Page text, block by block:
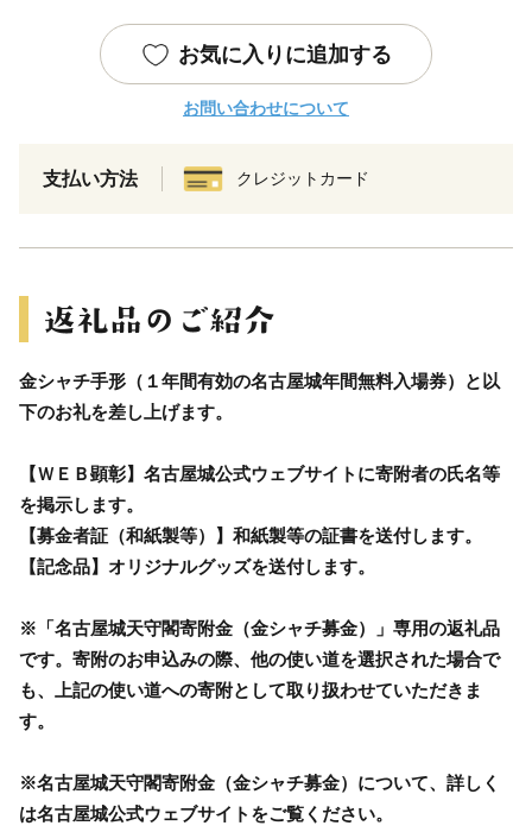
お気に入りに追加する
お問い合わせについて
支払い方法 クレジットカード
金シャチ手形（１年間有効の名古屋城年間無料入場券）と以
下のお礼を差し上げます。
【ＷＥＢ顕彰】名古屋城公式ウェブサイトに寄附者の氏名等
を掲示します。
【募金者証（和紙製等）】和紙製等の証書を送付します。
【記念品】オリジナルグッズを送付します。
※「名古屋城天守閣寄附金（金シャチ募金）」専用の返礼品
です。寄附のお申込みの際、他の使い道を選択された場合で
も、上記の使い道への寄附として取り扱わせていただきま
す。
※名古屋城天守閣寄附金（金シャチ募金）について、詳しく
は名古屋城公式ウェブサイトをご覧ください。